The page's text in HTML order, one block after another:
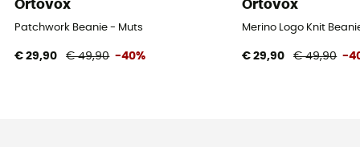
Ortovox
Patchwork Beanie - Muts
€ 29,90 € 49,90 -40%
Ortovox
Merino Logo Knit
€ 29,90 € 49,90 -